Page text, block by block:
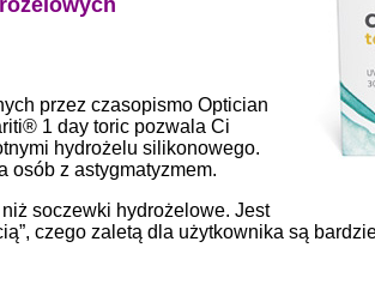
przez czasopismo Optician
1 day toric pozwala Ci
hydrożelu silikonowego.
osób z astygmatyzmem.
soczewki hydrożelowe. Jest
czego zaletą dla użytkownika są